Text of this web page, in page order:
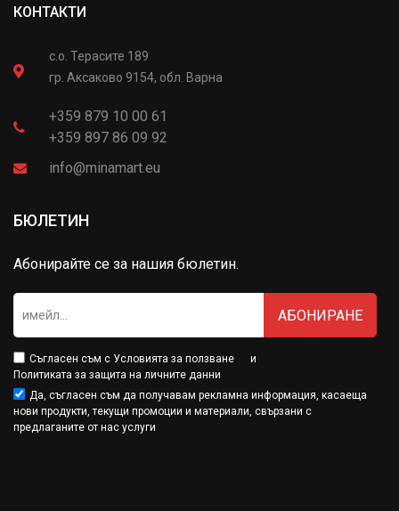
КОНТАКТИ
с.о. Терасите 189
гр. Аксаково 9154, обл. Варна
+359 879 10 00 61
+359 897 86 09 92
info@minamart.eu
БЮЛЕТИН
Абонирайте се за нашия бюлетин.
АБОНИРАНЕ
Съгласен съм с Условията за ползване
и
Политиката за защита на личните данни
Да, съгласен съм да получавам рекламна информация, касаеща
нови продукти, текущи промоции и материали, свързани с
предлаганите от нас услуги